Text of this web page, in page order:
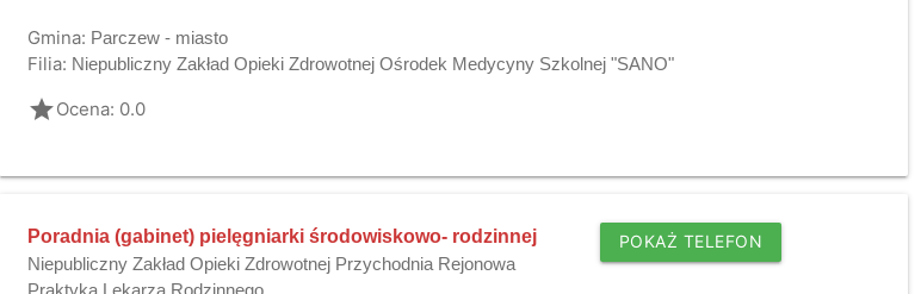
Gmina: Parczew - miasto
Filia: Niepubliczny Zakład Opieki Zdrowotnej Ośrodek Medycyny Szkolnej "SANO"
gradeOcena: 0.0
Poradnia (gabinet) pielęgniarki środowiskowo- rodzinnej
Niepubliczny Zakład Opieki Zdrowotnej Przychodnia Rejonowa
POKAŻ TELEFON